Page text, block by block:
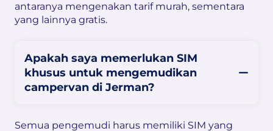
antaranya mengenakan tarif murah, sementara
yang lainnya gratis.
Apakah saya memerlukan SIM
khusus untuk mengemudikan
campervan di Jerman?
Semua pengemudi harus memiliki SIM yang